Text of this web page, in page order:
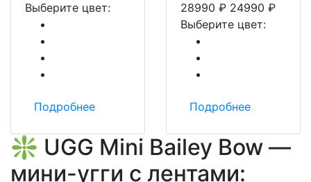
Выберите цвет:
Подробнее
28990 ₽ 24990 ₽
Выберите цвет:
Подробнее
❇️ UGG Mini Bailey Bow —
мини-угги с лентами: